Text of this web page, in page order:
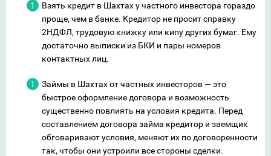
Взять кредит в Шахтах у частного инвестора гораздо
проще, чем в банке. Кредитор не просит справку
2НДФЛ, трудовую книжку или кипу других бумаг. Ему
достаточно выписки из БКИ и пары номеров
контактных лиц.
Займы в Шахтах от частных инвесторов — это
быстрое оформление договора и возможность
существенно повлиять на условия кредита. Перед
составлением договора займа кредитор и заемщик
обговаривают условия, меняют их по договоренности
так, чтобы они устроили все стороны сделки.